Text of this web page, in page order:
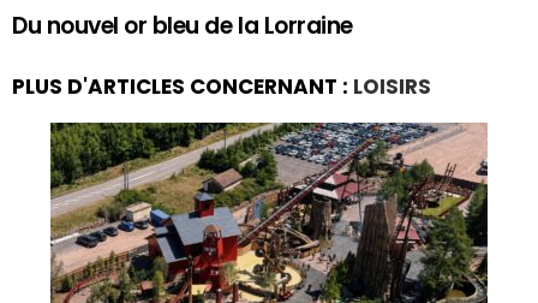
Du nouvel or bleu de la Lorraine
PLUS D'ARTICLES CONCERNANT : LOISIRS